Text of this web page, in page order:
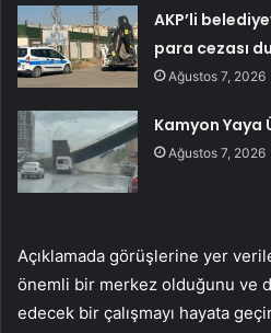
AKP’li
para cezası
Ağustos 7, 2026
Kamyon Yaya
Ağustos 7, 2026
Açıklamada görüşlerine yer
önemli bir merkez olduğunu ve
edecek bir çalışmayı hayata